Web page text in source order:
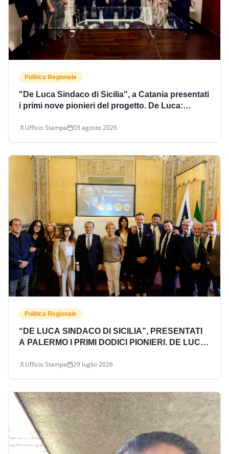
Politica Regionale
"De Luca Sindaco di Sicilia", a Catania presentati
i primi nove pionieri del progetto. De Luca:
provincia etnea"
Ufficio Stampa 03 agosto 2026
Politica Regionale
“DE LUCA SINDACO DI SICILIA”, PRESENTATI
A PALERMO I PRIMI DODICI PIONIERI. DE LUCA:
PERSONALI, COSTRUIAMO IL PROGETTO ALLA
Ufficio Stampa 29 luglio 2026